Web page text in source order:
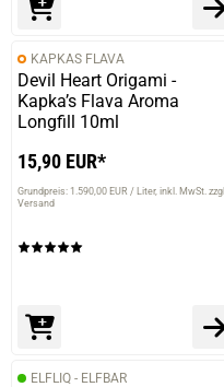
KAPKAS FLAVA
Devil Heart Origami -
Kapka’s Flava Aroma
Longfill 10ml
15,90 EUR*
Grundpreis: 1.590,00 EUR / Liter inkl. MwSt. zzgl.
Versand
ELFLIQ - ELFBAR